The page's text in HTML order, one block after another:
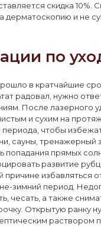
скидка 10%.
дерматоскопию и не
по
в кратчайшие
радовал, нужно
После лазерного
и сухим на
периода, чтобы
сауны, тренажерный
попадания прямых
развитие
причине избавляться
зимний период.
чесать, а также
Открытую ранку
раствором